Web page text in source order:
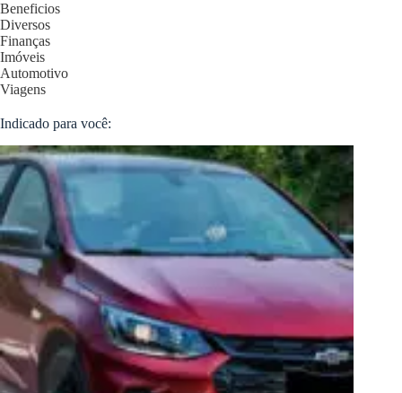
Beneficios
Diversos
Finanças
Imóveis
Automotivo
Viagens
Indicado para você: